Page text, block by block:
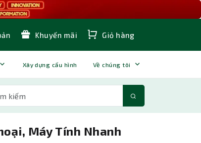
Khuyến mãi Giỏ hàng
Xây dựng cấu hình Về chúng tôi
Máy Tính Nhanh